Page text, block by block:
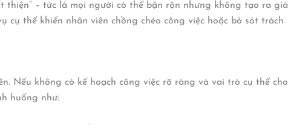
thiện” – tức là mọi người có thể bận rộn nhưng không tạo ra giá
cụ thể khiến nhân viên chồng chéo công việc hoặc bỏ sót trách
Nếu không có kế hoạch công việc rõ ràng và vai trò cụ thể cho
huống như: